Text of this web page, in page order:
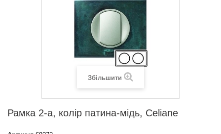
Збільшити
Рамка 2-а, колір патина-мідь, Celiane